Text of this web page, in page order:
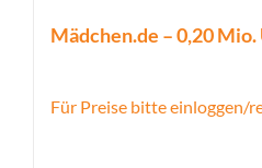
Mädchen.de – 0,20
Für Preise bitte einloggen/